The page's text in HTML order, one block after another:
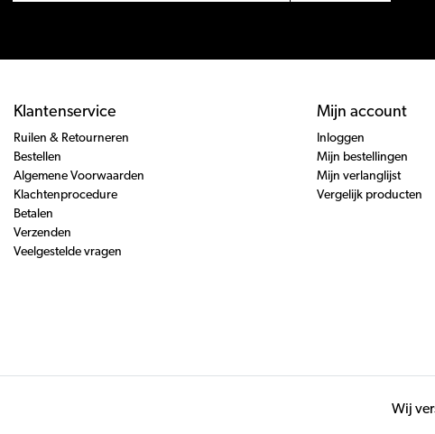
Klantenservice
Ruilen & Retourneren
Bestellen
Algemene Voorwaarden
Klachtenprocedure
Betalen
Verzenden
Veelgestelde vragen
Mijn account
Inloggen
Mijn bestellingen
Mijn verlanglijst
Vergelijk producten
Wij